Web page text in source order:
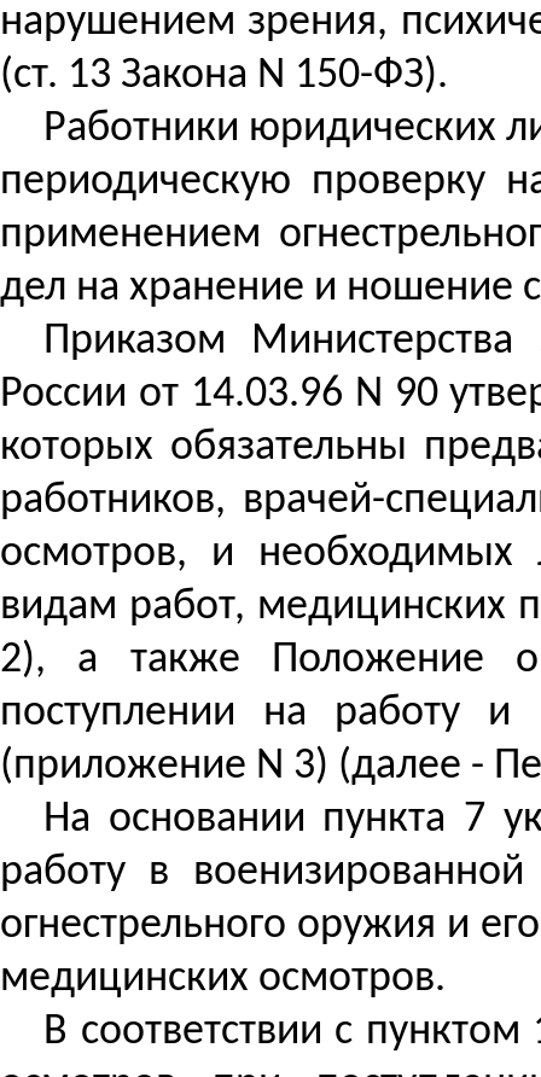
нарушением зрения,
(ст. 13 Закона N 150-ФЗ).
Работники юридических
периодическую проверку
применением
дел на хранение и ношение
Приказом
России от 14.03.96 N 90
которых обязательны
работников, врачей-
осмотров, и необходимых
видам работ, медицинских
2), а также Положение о
поступлении на работу и
(приложение N 3) (далее -
На основании пункта 7
работу в
огнестрельного оружия и
медицинских осмотров.
В соответствии с